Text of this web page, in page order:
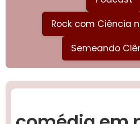
Rock com Ciência
Semeando